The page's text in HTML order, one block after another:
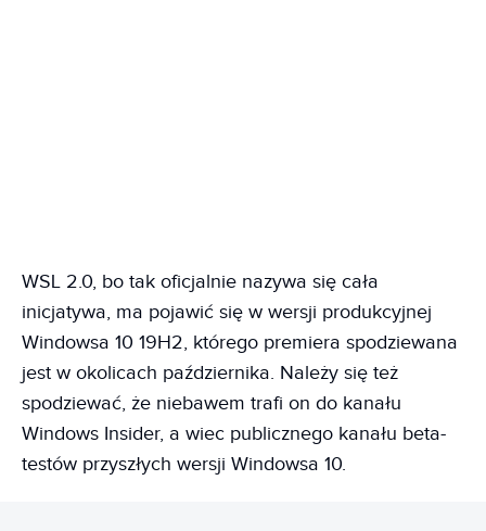
WSL 2.0, bo tak oficjalnie nazywa się cała
inicjatywa, ma pojawić się w wersji produkcyjnej
Windowsa 10 19H2, którego premiera spodziewana
jest w okolicach października. Należy się też
spodziewać, że niebawem trafi on do kanału
Windows Insider, a wiec publicznego kanału beta-
testów przyszłych wersji Windowsa 10.